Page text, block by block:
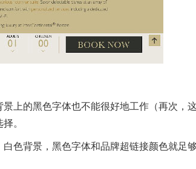
上的黑色字体也不能很好地工作（再次，
。
色背景，黑色字体和品牌超链接颜色就足够